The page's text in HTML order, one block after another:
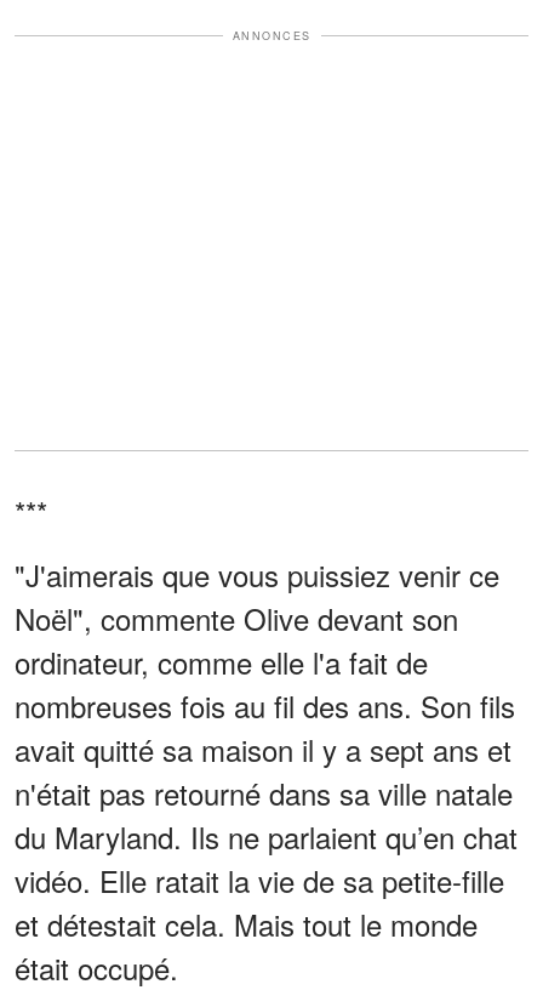
ANNONCES
***
"J'aimerais que vous puissiez venir ce
Noël", commente Olive devant son
ordinateur, comme elle l'a fait de
nombreuses fois au fil des ans. Son fils
avait quitté sa maison il y a sept ans et
n'était pas retourné dans sa ville natale
du Maryland. Ils ne parlaient qu’en chat
vidéo. Elle ratait la vie de sa petite-fille
et détestait cela. Mais tout le monde
était occupé.